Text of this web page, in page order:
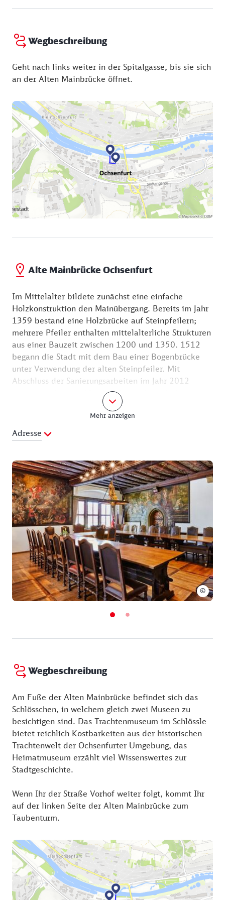
Wegbeschreibung
Geht nach links weiter in der Spitalgasse, bis sie sich
an der Alten Mainbrücke öffnet.
Alte Mainbrücke Ochsenfurt
Im Mittelalter bildete zunächst eine einfache
Holzkonstruktion den Mainübergang. Bereits im Jahr
1359 bestand eine Holzbrücke auf Steinpfeilern;
mehrere Pfeiler enthalten mittelalterliche Strukturen
aus einer Bauzeit zwischen 1200 und 1350. 1512
begann die Stadt mit dem Bau einer Bogenbrücke
unter Verwendung der alten Steinpfeiler. Mit
Abschluss der Sanierungsarbeiten im Jahr 2012
gelang es, die Alte Mainbrücke als historisches
Wahrzeichen zu erhalten.
Die Brücke war eine wichtige Handelsroute. Man
musste hier, um seine Waren im Land von Nord nach
überqueren. Dies konnte man nur in Würzburg oder
eben hier in Ochsenfurt. Bei der Überquerung war
Wegzoll zu entrichten, eine nicht unwichtige
Einnahmequelle der Stadt, und es wechselten nicht
wenige Waren auch gleich vor Ort den Besitzer.
Diese Nord-Süd-Passage war auch der Weg der
Pilger. Mit Start in Bergen in Norwegen und Ziel in
Rom mussten auch sie den Main überqueren. Auch
die heutige Via Romea verläuft über die alte
Mainbrücke.
Mehr anzeigen
Adresse
©
Wegbeschreibung
Am Fuße der Alten Mainbrücke befindet sich das
Schlösschen, in welchem gleich zwei Museen zu
besichtigen sind. Das Trachtenmuseum im Schlössle
bietet reichlich Kostbarkeiten aus der historischen
Trachtenwelt der Ochsenfurter Umgebung, das
Heimatmuseum erzählt viel Wissenswertes zur
Stadtgeschichte.
Wenn Ihr der Straße Vorhof weiter folgt, kommt Ihr
auf der linken Seite der Alten Mainbrücke zum
Taubenturm.